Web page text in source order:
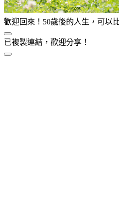
歡迎回來！50歲後的人生，可以
已複製連結，歡迎分享！